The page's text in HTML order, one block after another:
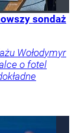
sondaż
Wołodymyr
o fotel